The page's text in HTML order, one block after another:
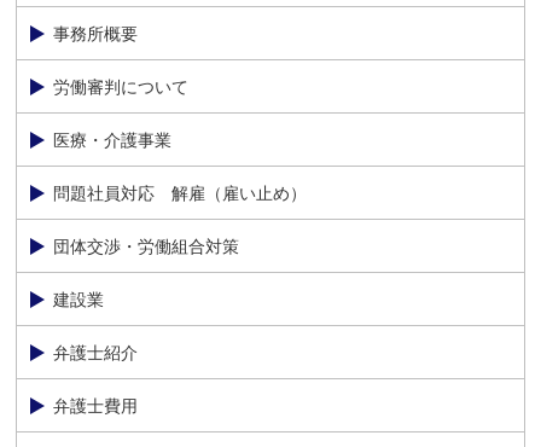
事務所概要
労働審判について
医療・介護事業
問題社員対応 解雇（雇い止め）
団体交渉・労働組合対策
建設業
弁護士紹介
弁護士費用